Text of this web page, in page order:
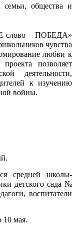
семьи, общества и
слово – ПОБЕДА»
чувства
любви к
позволяет
деятельности,
к изучению
войны.
средней школы-
детского сада №
воспитатели
10 мая.